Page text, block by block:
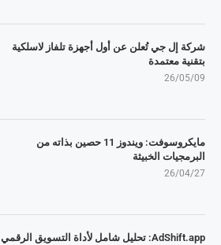
شركة إل جي تُعلن عن أول أجهزة تلفاز لاسلكية
بتقنية معتمدة
26/05/09
مايكروسوفت: ويندوز 11 حصين بذاته من
البرمجيات الخبيثة
26/04/27
AdShift.app: تحليل شامل لأداة التسويق الرقمي